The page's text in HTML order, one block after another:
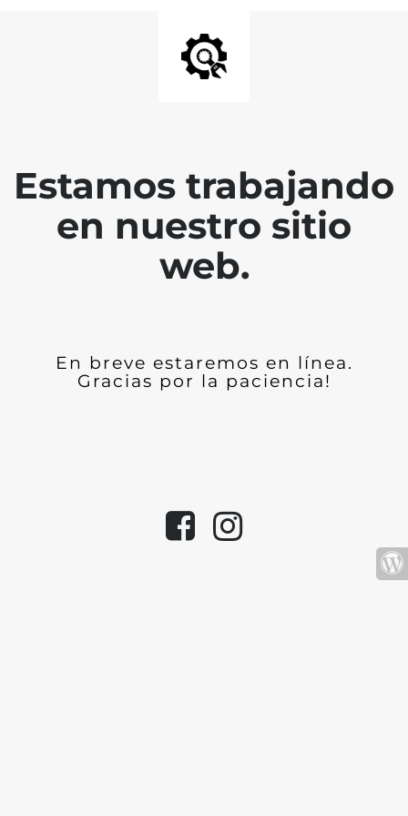
Estamos trabajando
en nuestro sitio
web.
En breve estaremos en línea.
Gracias por la paciencia!